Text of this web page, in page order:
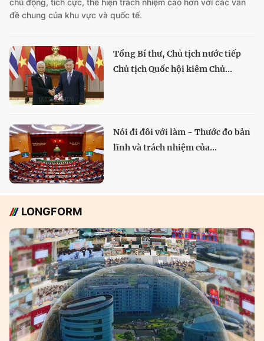
đề chung của khu vực và quốc tế.
Tổng Bí thư, Chủ tịch nước tiếp
Chủ tịch Quốc hội kiêm Chủ...
Nói đi đôi với làm - Thước đo bản
lĩnh và trách nhiệm của...
LONGFORM